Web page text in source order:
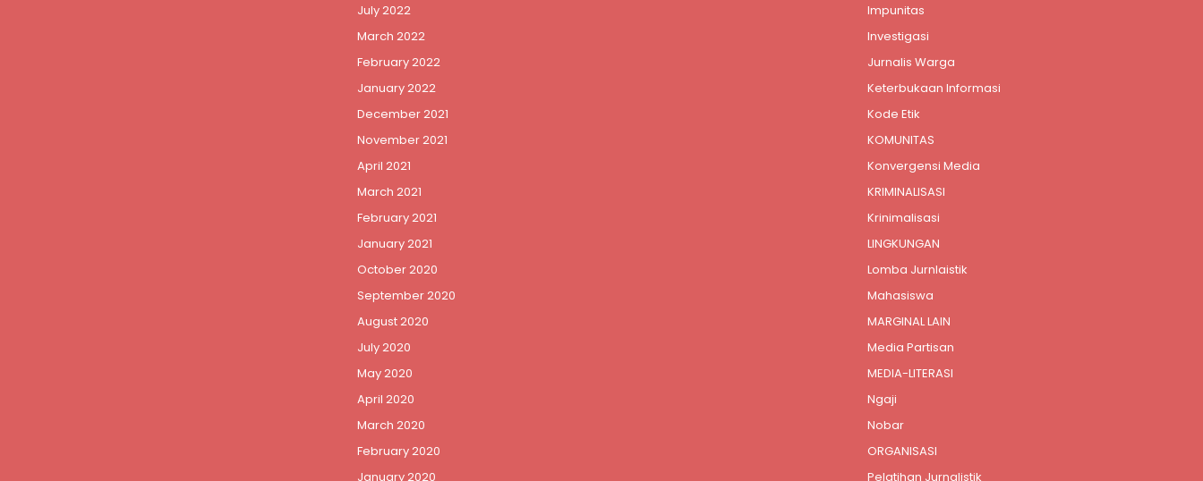
July 2022
March 2022
February 2022
January 2022
December 2021
November 2021
April 2021
March 2021
February 2021
January 2021
October 2020
September 2020
August 2020
July 2020
May 2020
April 2020
March 2020
February 2020
January 2020
Impunitas
Investigasi
Jurnalis Warga
Keterbukaan Informasi
Kode Etik
KOMUNITAS
Konvergensi Media
KRIMINALISASI
Krinimalisasi
LINGKUNGAN
Lomba Jurnlaistik
Mahasiswa
MARGINAL LAIN
Media Partisan
MEDIA-LITERASI
Ngaji
Nobar
ORGANISASI
Pelatihan Jurnalistik